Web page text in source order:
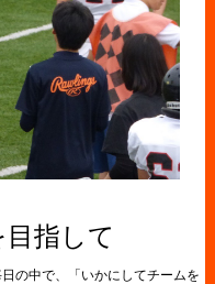
目指して
の中で、「いかにしてチームを